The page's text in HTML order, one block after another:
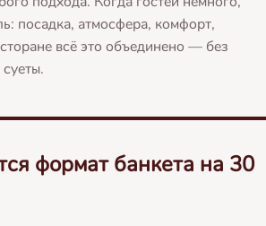
посадка, атмосфера, комфорт,
всё это объединено — без
формат банкета на 30